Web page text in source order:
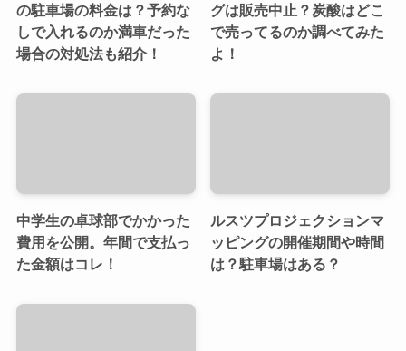
の駐車場の料金は？予約な
しで入れるのか満車だった
場合の対処法も紹介！
グは販売中止？炭酸はどこ
で売ってるのか調べてみた
よ！
中学生の卓球部でかかった
費用を公開。年間で支払っ
た金額はコレ！
ルスツプロジェクションマ
ッピングの開催期間や時間
は？駐車場はある？